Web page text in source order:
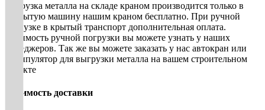
Погрузка металла на складе краном производится только в
открытую машину нашим краном бесплатно. При ручной
погрузке в крытый транспорт дополнительная оплата.
Стоимость ручной погрузки вы можете узнать у наших
менеджеров. Так же вы можете заказать у нас автокран или
манипулятор для выгрузки металла на вашем строительном
объекте
Стоимость доставки